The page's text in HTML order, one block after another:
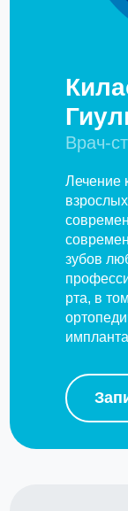
Врач-
Лечение
зубов
рта, в